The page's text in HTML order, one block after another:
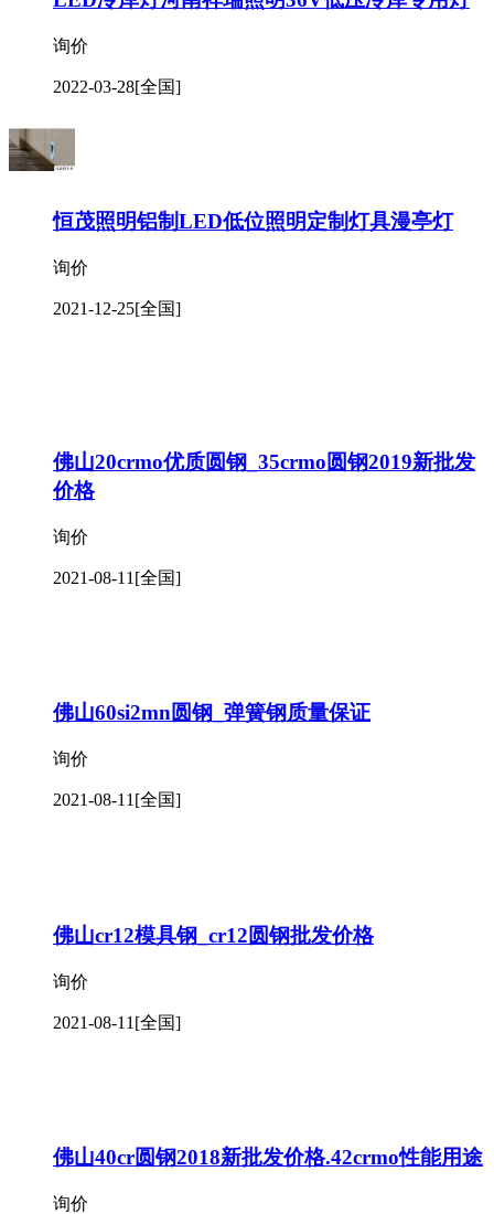
询价
2022-03-28[全国]
恒茂照明铝制LED低位照明定制灯具漫亭灯
询价
2021-12-25[全国]
佛山20crmo优质圆钢_35crmo圆钢2019新批发
价格
询价
2021-08-11 [全国]
佛山60si2mn圆钢_弹簧钢质量保证
询价
2021-08-11 [全国]
佛山cr12模具钢_cr12圆钢批发价格
询价
2021-08-11 [全国]
佛山40cr圆钢2018新批发价格.42crmo性能用途
询价